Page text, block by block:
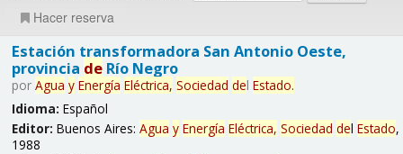
Hacer reserva
Estación transformadora San Antonio Oeste,
provincia deRío Negro
por Agua y Energía Eléctrica, Sociedad del Estado.
Idioma: Español
Editor: Buenos Aires: Agua y Energía Eléctrica, Sociedad del Estado,
1988